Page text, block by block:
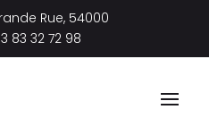
Rue, 54000
83 32 72 98